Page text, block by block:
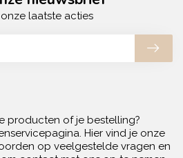
producten of je bestelling?
Hier vind je onze
op veelgestelde vragen en
laatste acties